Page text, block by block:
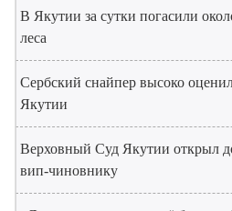
В Якутии за сутки погасили
леса
Сербский снайпер высоко
Якутии
Верховный Суд Якутии открыл
вип-чиновнику